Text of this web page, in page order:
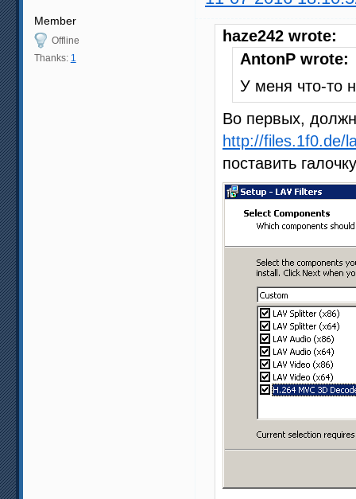
Member
Offline
Thanks: 1
haze242 wrote:
AntonP wrote:
У меня что-то
Во первых,
http://files.1f0.de/
поставить